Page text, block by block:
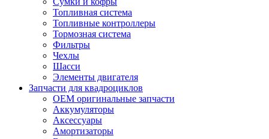
Топливная система
Топливные контроллеры
Тормозная система
Фильтры
Чехлы
Шасси
Элементы двигателя
Запчасти для квадроциклов
OEM оригинальные запчасти
Аккумуляторы
Аксессуары
Амортизаторы